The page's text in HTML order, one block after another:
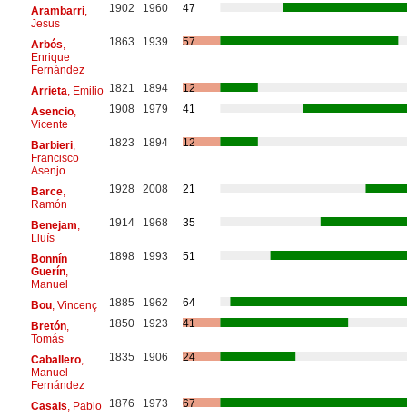
Arambarri,
Jesus
1902 1960 47
Arbós
Enrique
Fernández
1863 1939 57
Arrieta , Emilio 1821 1894
12
Asencio,
Vicente
1908 1979 41
Barbieri,
Francisco
Asenjo
1823 1894 12
Barce,
Ramón
1928 2008 21
Benejam
Lluís
1914 1968 35
Bonnín
Guerín,
Manuel
1898 1993 51
Bou, Vincenç 1885 1962
64
Bretón,
Tomás
1850 1923 41
Caballero,
Manuel
Fernández
1835 1906 24
Casals , Pablo 1876 1973
67